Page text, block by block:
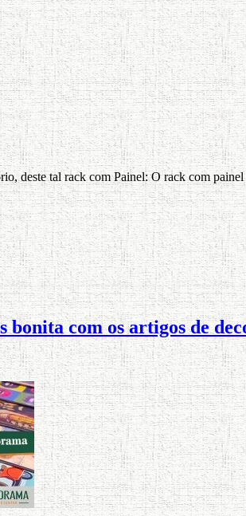
deste tal rack com Painel: O rack com
bonita com os artigos de